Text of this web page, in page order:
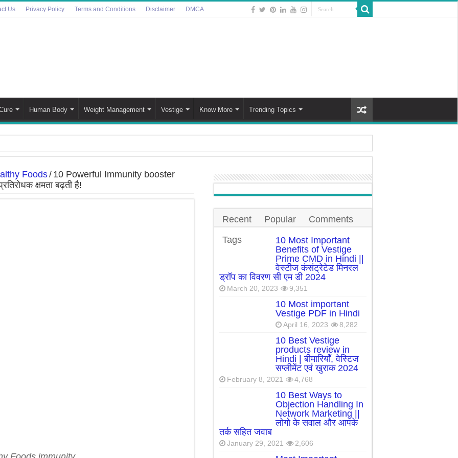
Us Privacy Policy Terms and Conditions Disclaimer DMCA
Human Body Weight Management Vestige Know More Trending Topics
Disease’ In Hindi | ‘ज़ोंबी हिरण रोग’ महामारी फैल गई है, वैज्ञानिकों ने जताई आशंका, फैल सकती है मनुष्यों मे भी । 2024
– Choosing the Right Oil for Your Well-being | भारत मे खाना पकाने में सात सबसे अच्छे तेल !
A Daily Skincare Routine for All Skin Types | सर्दियों मे चमकदार और चिकनी त्वचा के लिए ये घेरलु उपाये है जरूरी!
Foods/ 10 Powerful Immunity booster
क्षमता बढ़ती है!
Recent Popular
Comments
Tags
10 Most Important
Benefits of Vestige
Prime CMD in Hindi ||
वेस्टीज कंसंट्रेटेड मिनरल
ड्रॉप का विवरण सी एम डी 2024
March 20, 2023 9,351
10 Most important
Vestige PDF in Hindi
April 16, 2023 8,282
10 Best Vestige
products review in
Hindi | बीमारियाँ, वेस्टिज
सप्लीमेंट एवं खुराक 2024
February 8, 2021 4,768
10 Best Ways to
Objection Handling In
Network Marketing ||
लोगो के सवाल और आपके
तर्क सहित जवाब
January 29, 2021 2,606